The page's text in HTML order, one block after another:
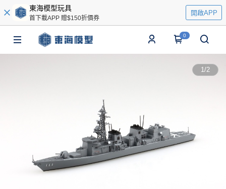
東海模型玩具
首下載APP 贈$150折價券
開啟APP
0
1/2